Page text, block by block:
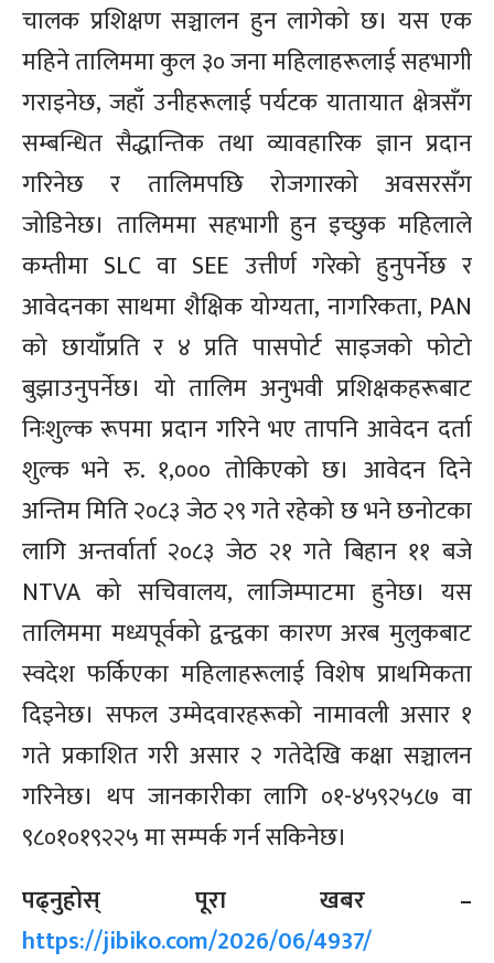
चालक प्रशिक्षण सञ्चालन हुन लागेको छ। यस एक
महिने तालिममा कुल ३० जना महिलाहरूलाई सहभागी
गराइनेछ, जहाँ उनीहरूलाई पर्यटक यातायात क्षेत्रसँग
सम्बन्धित सैद्धान्तिक तथा व्यावहारिक ज्ञान प्रदान
गरिनेछ र तालिमपछि रोजगारको अवसरसँग
जोडिनेछ। तालिममा सहभागी हुन इच्छुक महिलाले
कम्तीमा SLC वा SEE उत्तीर्ण गरेको हुनुपर्नेछ र
आवेदनका साथमा शैक्षिक योग्यता, नागरिकता, PAN
को छायाँप्रति र ४ प्रति पासपोर्ट साइजको फोटो
बुझाउनुपर्नेछ। यो तालिम अनुभवी प्रशिक्षकहरूबाट
निःशुल्क रूपमा प्रदान गरिने भए तापनि आवेदन दर्ता
शुल्क भने रु. १,००० तोकिएको छ। आवेदन दिने
अन्तिम मिति २०८३ जेठ २९ गते रहेको छ भने छनोटका
लागि अन्तर्वार्ता २०८३ जेठ २१ गते बिहान ११ बजे
NTVA को सचिवालय, लाजिम्पाटमा हुनेछ। यस
तालिममा मध्यपूर्वको द्वन्द्वका कारण अरब मुलुकबाट
स्वदेश फर्किएका महिलाहरूलाई विशेष प्राथमिकता
दिइनेछ। सफल उम्मेदवारहरूको नामावली असार १
गते प्रकाशित गरी असार २ गतेदेखि कक्षा सञ्चालन
गरिनेछ। थप जानकारीका लागि ०१-४५९२५८७ वा
९८०१०१९२२५ मा सम्पर्क गर्न सकिनेछ।
पढ्नुहोस् पूरा खबर –
https://jibiko.com/2026/06/4937/